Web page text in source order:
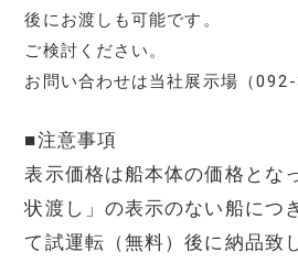
後にお渡しも可能です。
ご検討ください。
お問い合わせは当社展示場（
■注意事項
表示価格は船本体の価格とな
状渡し」の表示のない船につ
て試運転（無料）後に納品致